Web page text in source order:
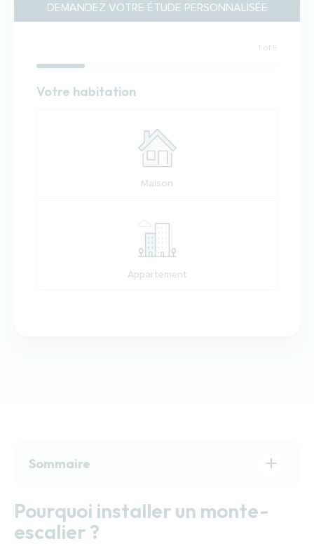
DEMANDEZ VOTRE ÉTUDE PERSONNALISÉE
1 of 5
Habitation
Votre habitation
Maison
Appartement
Sommaire
Comment choisir un monte-escalier ?
Comment fonctionne un monte-escalier ?
Pourquoi installer un monte-
escalier ?